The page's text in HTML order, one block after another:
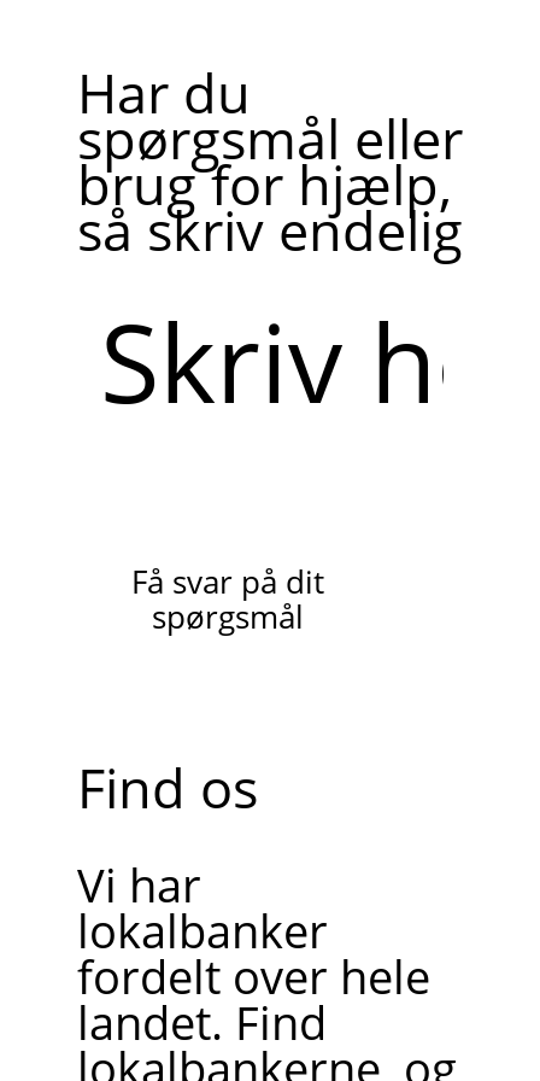
Har du
spørgsmål eller
brug for hjælp,
så skriv endelig
her
Få svar på dit
spørgsmål
Find os
Vi har
lokalbanker
fordelt over hele
landet. Find
lokalbankerne, og